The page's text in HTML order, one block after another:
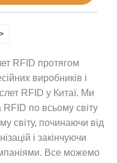
RFID протягом
виробників і
RFID у Китаї. Ми
по всьому світу
світу, починаючи від
і закінчуючи
Все можемо